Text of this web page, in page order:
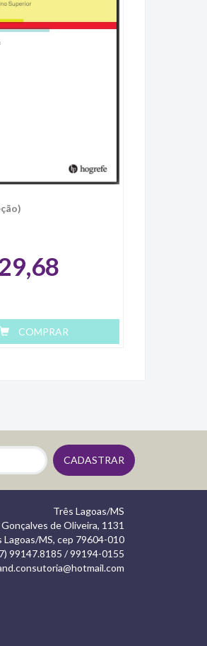
COMPRAR
Três Lagoas/MS
Gonçalves de Oliveira, 1131
Lagoas/MS, cep 79604-010
99147.8185 / 99194-0155